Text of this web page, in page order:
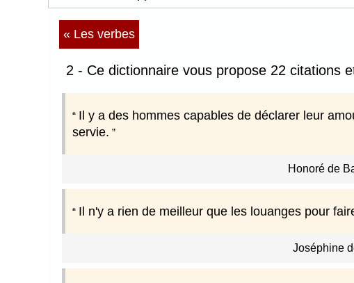
« Les verbes
2 - Ce dictionnaire vous propose 22 citations
Il y a des hommes capables de déclarer leur
servie.
Honoré de
Il n'y a rien de meilleur que les louanges pour
Joséphine